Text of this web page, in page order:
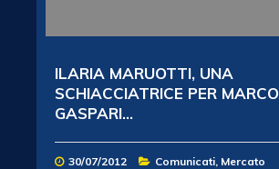
ILARIA MARUOTTI, UNA
SCHIACCIATRICE PER MARCO
GASPARI...
30/07/2012 Comunicati, Mercato